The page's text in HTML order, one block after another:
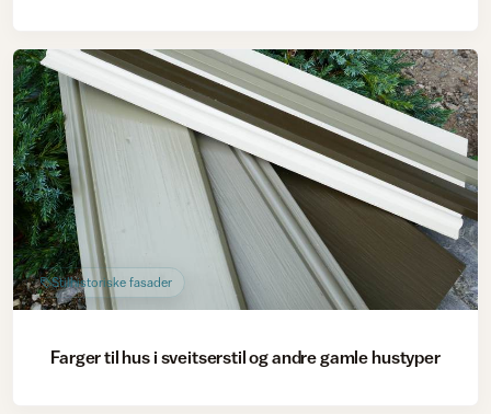
Stilhistoriske fasader
Farger til hus i sveitserstil og andre gamle hustyper